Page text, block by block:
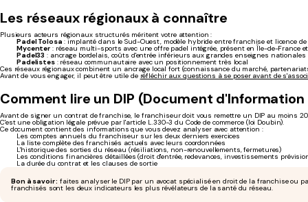
Les réseaux régionaux à connaître
Plusieurs acteurs régionaux structurés méritent votre attention :
Padel Tolosa : implanté dans le Sud-Ouest, modèle hybride entre franchise et licence
Mycenter : réseau multi-sports avec une offre padel intégrée, présent en Île-de-France
Padel33 : ancrage bordelais, coûts d'entrée inférieurs aux grandes enseignes nationales
Padelistes: réseau communautaire avec un positionnement très local
Ces réseaux régionaux combinent un ancrage local fort (connaissance du marché,
Avant de vous engager, il peut être utile de réfléchir aux questions à se poser avant de
Comment lire un DIP (Document
Avant de signer un contrat de franchise, le franchiseur doit vous remettre un DIP au moins
C'est une obligation légale prévue par l'article L.330-3 du Code de commerce (loi Doubin).
Ce document contient des informations que vous devez analyser avec attention :
Les comptes annuels du franchiseur sur les deux derniers exercices
La liste complète des franchisés actuels avec leurs coordonnées
L'historique des sorties du réseau (résiliations, non-renouvellements, fermetures)
Les conditions financières détaillées (droit d'entrée, redevances, investissements
La durée du contrat et les clauses de sortie
Bon à savoir : faites analyser le DIP par un avocat spécialisé en droit de la franchise ou
franchisés sont les deux indicateurs les plus révélateurs de la santé du réseau.